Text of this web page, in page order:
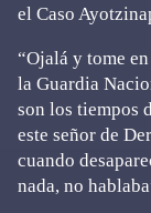
el Caso
“Ojalá y tome
la Guardia
son los tiempos
este señor de
cuando
nada, no